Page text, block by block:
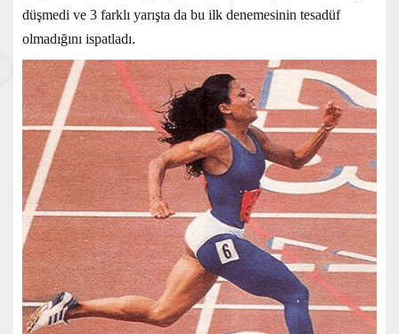
düşmedi ve 3 farklı yarışta da bu ilk denemesinin tesadüf
olmadığını ispatladı.